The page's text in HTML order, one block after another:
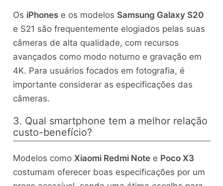
Os iPhonese os modelos Samsung Galaxy S20
e S21 são frequentemente elogiados pelas suas
câmeras de alta qualidade, com recursos
avançados como modo noturno e gravação em
4K. Para usuários focados em fotografia, é
importante considerar as especificações das
câmeras.
3. Qual smartphone tem a melhor relação
custo-benefício?
Modelos como Xiaomi Redmi Notee Poco X3
costumam oferecer boas especificações por um